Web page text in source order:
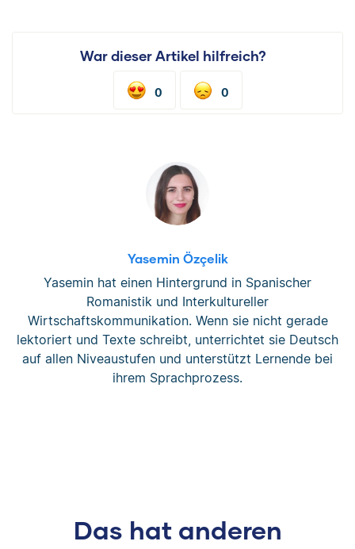
War dieser Artikel hilfreich?
0 0
Yasemin Özçelik
Yasemin hat einen Hintergrund in Spanischer
Romanistik und Interkultureller
Wirtschaftskommunikation. Wenn sie nicht gerade
lektoriert und Texte schreibt, unterrichtet sie Deutsch
auf allen Niveaustufen und unterstützt Lernende bei
ihrem Sprachprozess.
Das hat anderen